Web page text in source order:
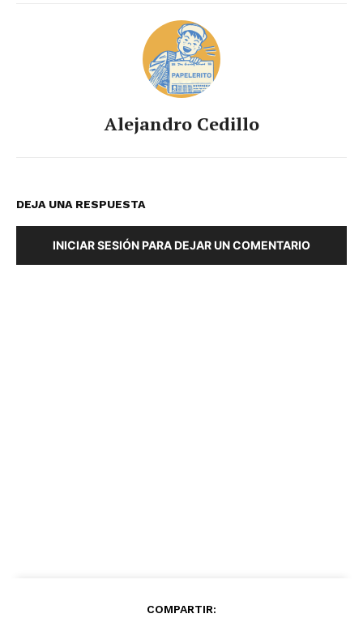
Alejandro Cedillo
DEJA UNA RESPUESTA
INICIAR SESIÓN PARA DEJAR UN COMENTARIO
COMPARTIR: